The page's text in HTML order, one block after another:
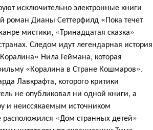
исключительно электронные книги
роман Дианы Сеттерфилд «Пока течет
мистики, «Тринадцатая сказка»
Следом идут легендарная история
Нила Геймана, которая
«Коралина в Стране Кошмаров».
Лавкрафта, которого критики
не опубликовал ни одной книги, а
и неиссякаемым источником
«Дом странных детей»